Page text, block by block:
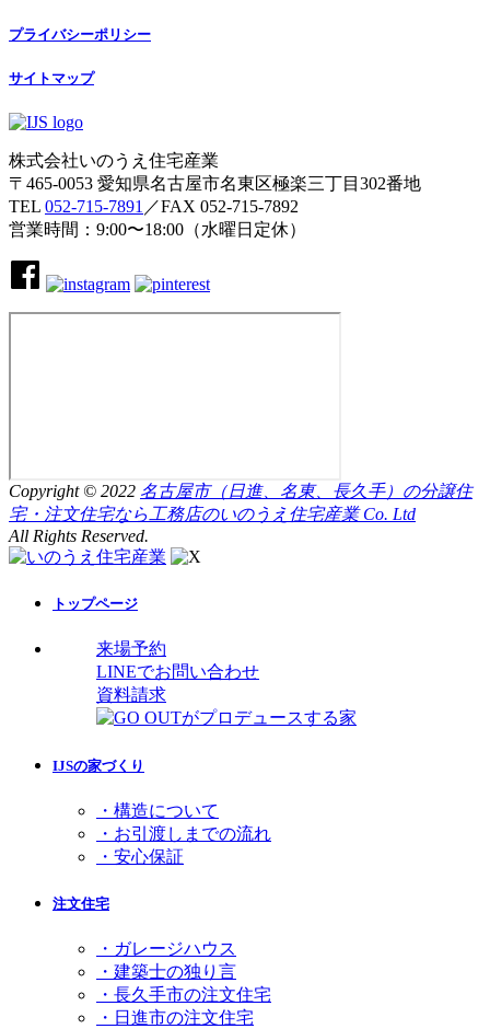
プライバシーポリシー
サイトマップ
株式会社いのうえ住宅産業
〒465-0053 愛知県名古屋市名東区極楽三丁目302番地
TEL 052-715-7891 ／FAX 052-715-7892
営業時間：9:00〜18:00（水曜日定休）
Copyright © 2022 名古屋市（日進、名東、長久手）の分譲住
宅・注文住宅なら工務店のいのうえ住宅産業 Co. Ltd
All Rights Reserved.
トップページ
来場予約
LINEでお問い合わせ
資料請求
IJSの家づくり
・構造について
・お引渡しまでの流れ
・安心保証
注文住宅
・ガレージハウス
・建築士の独り言
・長久手市の注文住宅
・日進市の注文住宅